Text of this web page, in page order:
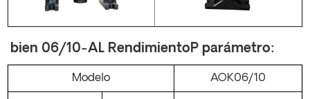
bien 06/10-AL RendimientoP parámetro:
Modelo AOK06/10